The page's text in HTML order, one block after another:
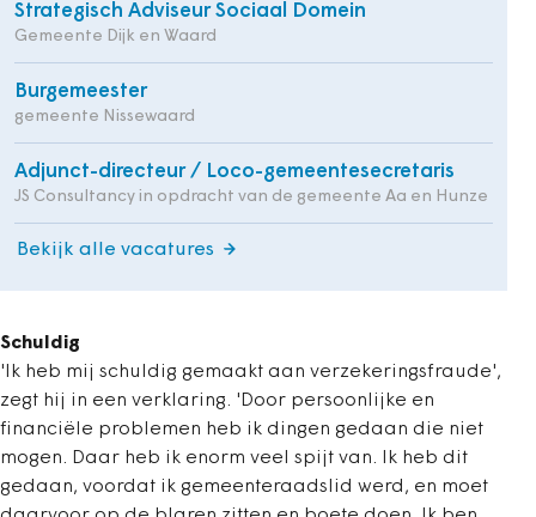
Strategisch Adviseur Sociaal Domein
Gemeente Dijk en Waard
Burgemeester
gemeente Nissewaard
Adjunct-directeur / Loco-gemeentesecretaris
JS Consultancy in opdracht van de gemeente Aa en Hunze
Bekijk alle vacatures
Schuldig
'Ik heb mij schuldig gemaakt aan verzekeringsfraude',
zegt hij in een verklaring. 'Door persoonlijke en
financiële problemen heb ik dingen gedaan die niet
mogen. Daar heb ik enorm veel spijt van. Ik heb dit
gedaan, voordat ik gemeenteraadslid werd, en moet